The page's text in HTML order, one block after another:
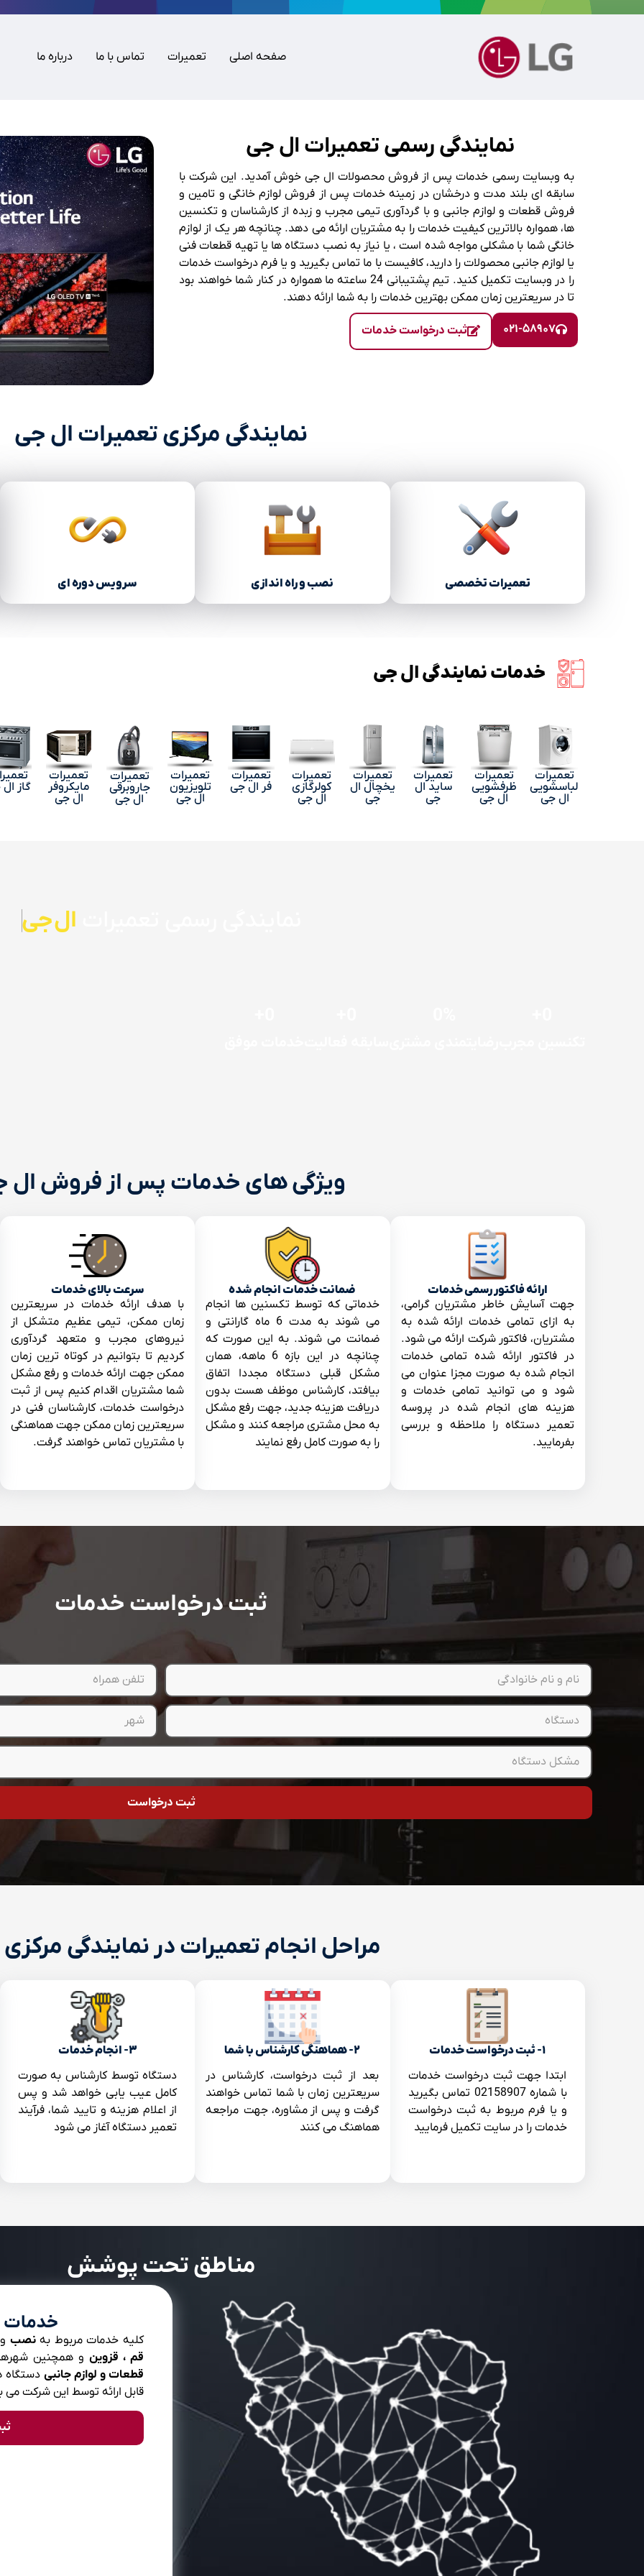
صفحه اصلی تعمیرات تماس با ما درباره ما
نمایندگی رسمی تعمیرات ال جی
به وبسایت رسمی خدمات پس از فروش محصولات ال جی خوش آمدید. این شرکت با
سابقه ای بلند مدت و درخشان در زمینه خدمات پس از فروش لوازم خانگی و تامین و
فروش قطعات و لوازم جانبی و با گردآوری تیمی مجرب و زبده از کارشناسان و تکنسین
ها، همواره بالاترین کیفیت خدمات را به مشتریان ارائه می دهد. چنانچه هر یک از لوازم
خانگی شما با مشکلی مواجه شده است ، یا نیاز به نصب دستگاه ها یا تهیه قطعات فنی
یا لوازم جانبی محصولات را دارید، کافیست با ما تماس بگیرید و یا فرم درخواست خدمات
را در وبسایت تکمیل کنید. تیم پشتیبانی 24 ساعته ما همواره در کنار شما خواهند بود
تا در سریعترین زمان ممکن بهترین خدمات را به شما ارائه دهند.
۰۲۱-۵۸۹۰۷ ثبت درخواست خدمات
نمایندگی مرکزی تعمیرات ال جی
تعمیرات تخصصی نصب و راه اندازی سرویس دوره ای
خدمات نمایندگی ال جی
تعمیرات
لباسشویی
ال جی
تعمیرات
ظرفشویی
ال جی
تعمیرات
ساید ال
جی
تعمیرات
یخچال ال
جی
تعمیرات
کولرگازی
ال جی
تعمیرات
فر ال جی
تعمیرات
تلویزیون
ال جی
تعمیرات
جاروبرقی
ال جی
تعمیرات
مایکروفر
ال جی
گاز
ال جی
ویژگی های خدمات پس از فروش ال
ارائه فاکتور رسمی خدمات
جهت آسایش خاطر مشتریان گرامی،
به ازای تمامی خدمات ارائه شده به
مشتریان، فاکتور شرکت ارائه می شود.
در فاکتور ارائه شده تمامی خدمات
انجام شده به صورت مجزا عنوان می
شود و می توانید تمامی خدمات و
هزینه های انجام شده در پروسه
تعمیر دستگاه را ملاحظه و بررسی
بفرمایید.
ضمانت خدمات انجام شده
خدماتی که توسط تکسنین ها انجام
می شوند به مدت 6 ماه گارانتی و
ضمانت می شوند. به این صورت که
چنانچه در این بازه 6 ماهه، همان
مشکل قبلی دستگاه مجددا اتفاق
بیافتد، کارشناس موظف هست بدون
دریافت هزینه جدید، جهت رفع مشکل
به محل مشتری مراجعه کنند و مشکل
را به صورت کامل رفع نمایند
سرعت بالای خدمات
با هدف ارائه خدمات در سریعترین
زمان ممکن، تیمی عظیم متشکل از
نیروهای مجرب و متعهد گردآوری
کردیم تا بتوانیم در کوتاه ترین زمان
ممکن جهت ارائه خدمات و رفع مشکل
شما مشتریان اقدام کنیم پس از ثبت
درخواست خدمات، کارشناسان فنی در
سریعترین زمان ممکن جهت هماهنگی
با مشتریان تماس خواهند گرفت.
ثبت درخواست خدمات
ثبت درخواست
مراحل انجام تعمیرات در نمایندگی
۱- ثبت درخواست خدمات
ابتدا جهت ثبت درخواست خدمات
با شماره 02158907 تماس بگیرید
و یا فرم مربوط به ثبت درخواست
خدمات را در سایت تکمیل فرمایید
۲- هماهنگی کارشناس با شما
بعد از ثبت درخواست، کارشناس در
سریعترین زمان با شما تماس خواهند
گرفت و پس از مشاوره، جهت مراجعه
هماهنگ می کنند
۳- انجام خدمات
دستگاه توسط کارشناس به صورت
کامل عیب یابی خواهد شد و پس
از اعلام هزینه و تایید شما، فرآیند
تعمیر دستگاه آغاز می شود
مناطق تحت پوشش
خدمات
کلیه خدمات مربوط بهنصب
قم ، قزوین و همچنین
قطعات و لوازم جانبیدستگاه
قابل ارائه توسط این شرکت می